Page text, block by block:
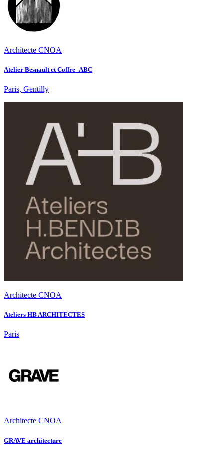
Architecte CNOA
Atelier Besnault et Coffre -ABC
Paris, Gentilly
Architecte CNOA
Ateliers HB ARCHITECTES
Paris
Architecte CNOA
GRAVE architecture